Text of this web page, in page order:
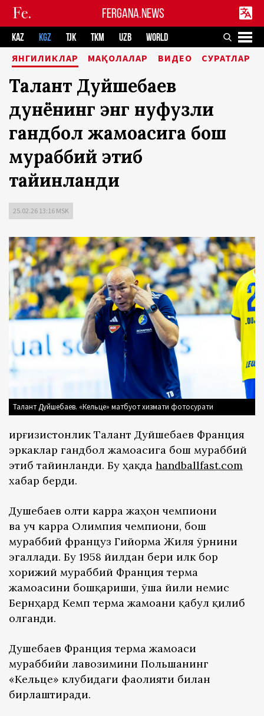
FERGANA.NEWS
KAZ KGZ TJK TKM UZB WORLD
ЯНГИЛИКЛАР МАҚОЛАЛАР ВИДЕО СУРАТЛАР
Талант Дуйшебаев
дунёнинг энг нуфузли
гандбол жамоасига бош
мураббий этиб
тайинланди
25.02.26 13:16 MSK
Талант Дуйшебаев. «Кельце» матбуот хизмати фотосурати
Қирғизистонлик Талант Дуйшебаев Франция
эркаклар гандбол жамоасига бош мураббий
этиб тайинланди. Бу ҳақда handballfast.com
хабар берди.
Душебаев олти карра жаҳон чемпиони
ва уч карра Олимпия чемпиони, бош
мураббий француз Гийорма Жиля ўрнини
эгаллади. Бу 1958 йилдан бери илк бор
хорижий мураббий Франция терма
жамоасини бошқариши, ўша йили немис
Бернҳард Кемп терма жамоани қабул қилиб
олганди.
Душебаев Франция терма жамоаси
мураббийи лавозимини Польшанинг
«Кельце» клубидаги фаолияти билан
бирлаштиради.